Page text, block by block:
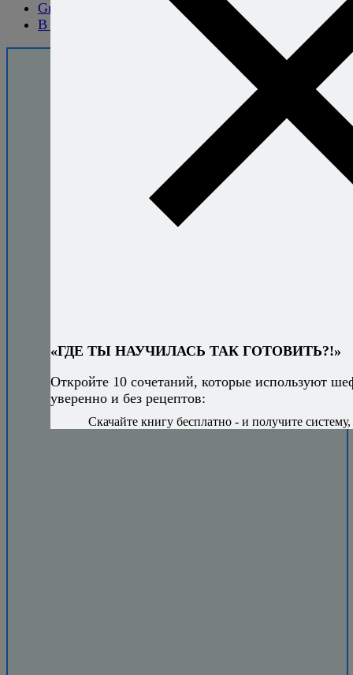
Gruut - пиво без хмеля
В Японии сварят космическое пиво
готовить без
рецептов -
уверенно и
легко?
«ГДЕ ТЫ НАУЧИЛАСЬ ТАК ГОТОВИТЬ?!»
Откройте 10 сочетаний, которые используют
уверенно и без рецептов:
Скачайте книгу бесплатно - и получите систему,